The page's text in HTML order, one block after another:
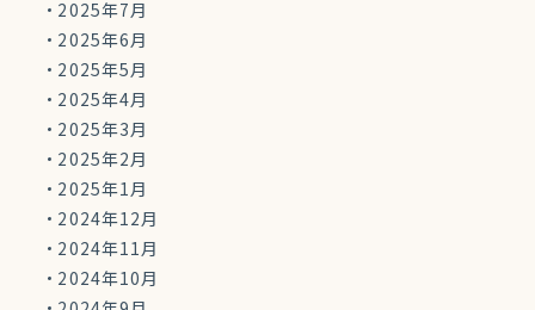
2025年7月
2025年6月
2025年5月
2025年4月
2025年3月
2025年2月
2025年1月
2024年12月
2024年11月
2024年10月